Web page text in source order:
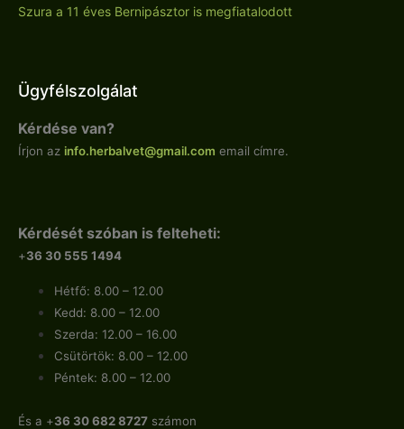
Szura a 11 éves Bernipásztor is megfiatalodott
Ügyfélszolgálat
Kérdése van?
Írjon az info.herbalvet@gmail.com email címre.
Kérdését szóban is felteheti:
+36 30 555 1494
Hétfő: 8.00 – 12.00
Kedd: 8.00 – 12.00
Szerda: 12.00 – 16.00
Csütörtök: 8.00 – 12.00
Péntek: 8.00 – 12.00
És a +36 30 682 8727 számon